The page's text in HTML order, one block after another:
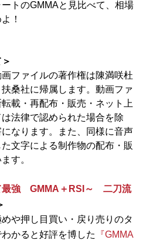
ートのGMMAと見比べて、相場
！
ファイルの著作権は陳満咲杜
桑社に帰属します。動画ファ
載・再配布・販売・ネット上
法律で認められた場合を除
なります。また、同様に音声
文字による制作物の配布・販
す。
最強 GMMA＋RSI～ 二刀流
や押し目買い・戻り売りのタ
かると好評を博した
『GMMA